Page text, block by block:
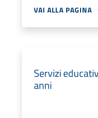
VAI ALLA PAGINA
Servizi
anni